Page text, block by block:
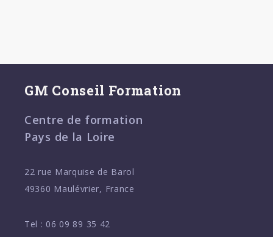
GM Conseil Formation
Centre de formation
Pays de la Loire
22 rue Marquise de Barol
49360 Maulévrier, France
Tel : 06 09 89 35 42